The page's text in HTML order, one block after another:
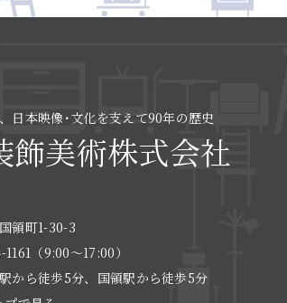
日本映像･文化を支えて90年の歴史
飾美術株式会社
領町1-30-3
（9:00〜17:00）
から徒歩5分、国領駅から徒歩5分